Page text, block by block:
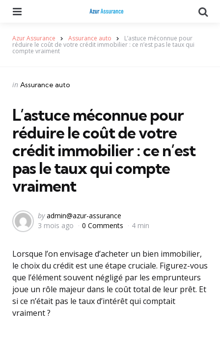
Azur Assurance Assurance auto L’astuce méconnue pour
réduire le coût de votre crédit immobilier : ce n’est pas le taux qui
compte vraiment
Categories
Posted
in Assurance auto
L’astuce méconnue pour
réduire le coût de votre
crédit immobilier : ce n’est
pas le taux qui compte
vraiment
Posted
by
by admin@azur-assurance
3 mois ago
0 Comments 4 min
Lorsque l’on envisage d’acheter un bien immobilier,
le choix du crédit est une étape cruciale. Figurez-vous
que l’élément souvent négligé par les emprunteurs
joue un rôle majeur dans le coût total de leur prêt. Et
si ce n’était pas le taux d’intérêt qui comptait
vraiment ?